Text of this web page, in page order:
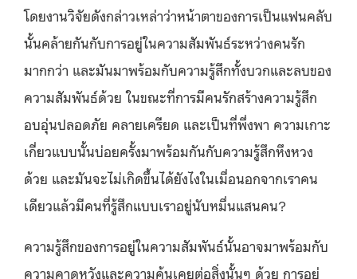
โดยงานวิจัยดังกล่าวเหล่าว่าหน้าตาของการเป็นแฟนคลับ
นั้นคล้ายกันกับการอยู่ในความสัมพันธ์ระหว่างคนรัก
มากกว่า และมันมาพร้อมกับความรู้สึกทั้งบวกและลบของ
ความสัมพันธ์ด้วย ในขณะที่การมีคนรักสร้างความรู้สึก
อบอุ่นปลอดภัย คลายเครียด และเป็นที่พึ่งพา ความเกาะ
เกี่ยวแบบนั้นบ่อยครั้งมาพร้อมกันกับความรู้สึกหึงหวง
ด้วย และมันจะไม่เกิดขึ้นได้ยังไงในเมื่อนอกจากเราคน
เดียวแล้วมีคนที่รู้สึกแบบเราอยู่นับหมื่นแสนคน?
ความรู้สึกของการอยู่ในความสัมพันธ์นั้นอาจมาพร้อมกับ
ความคาดหวังและความคุ้นเคยต่อสิ่งนั้นๆ ด้วย การอยู่